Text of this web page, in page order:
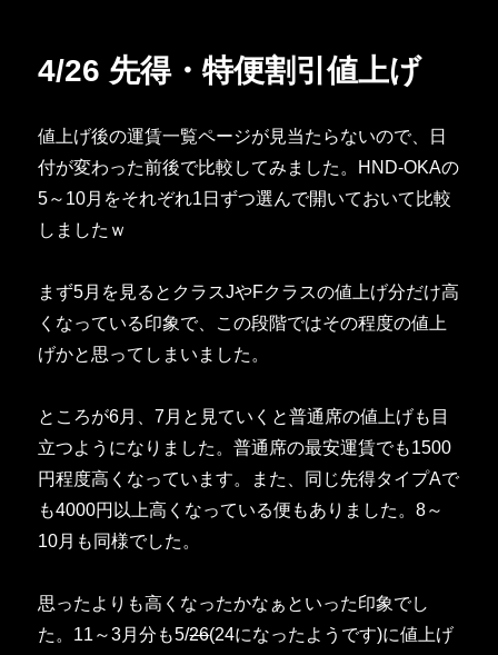
ー
4/26 先得・特便割引値上げ
値上げ後の運賃一覧ページが見当たらないので、日
付が変わった前後で比較してみました。HND-OKAの
5～10月をそれぞれ1日ずつ選んで開いておいて比較
しましたｗ
まず5月を見るとクラスJやFクラスの値上げ分だけ高
くなっている印象で、この段階ではその程度の値上
げかと思ってしまいました。
ところが6月、7月と見ていくと普通席の値上げも目
立つようになりました。普通席の最安運賃でも1500
円程度高くなっています。また、同じ先得タイプAで
も4000円以上高くなっている便もありました。8～
10月も同様でした。
思ったよりも高くなったかなぁといった印象でし
た。11～3月分も5/26(24になったようです)に値上げ